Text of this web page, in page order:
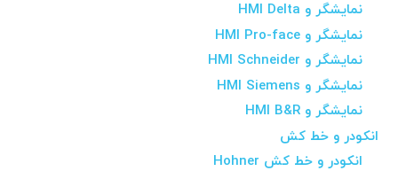
نمایشگر و HMI Delta
نمایشگر و HMI Pro-face
نمایشگر و HMI Schneider
نمایشگر و HMI Siemens
نمایشگر و HMI B&R
انکودر و خط کش
انکودر و خط کش Hohner